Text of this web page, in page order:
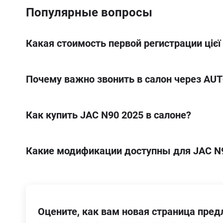
Коробка передач
Механическая
Высота
2 115 мм
6 945 мм
Base
Популярные вопросы
Какая стоимость первой регистрации цієї
Почему важно звонить в салон через
Как купить JAC N90 2025 в салоне?
Какие модификации доступны для JAC
3,8D MT (152 к.с.) АГП-18
Оцените, как вам новая страница